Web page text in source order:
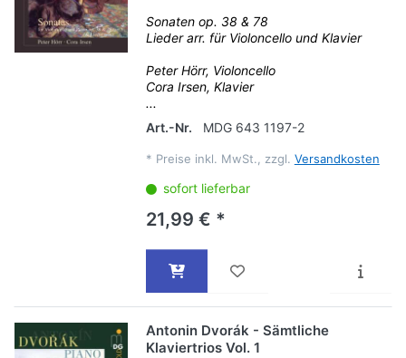
Sonaten op. 38 & 78
Lieder arr. für Violoncello und Klavier
Peter Hörr, Violoncello
Cora Irsen, Klavier
...
Art.-Nr.
MDG 643 1197-2
* Preise inkl. MwSt., zzgl. Versandkosten
sofort lieferbar
21,99 € *
Antonin Dvorák - Sämtliche
Klaviertrios Vol. 1